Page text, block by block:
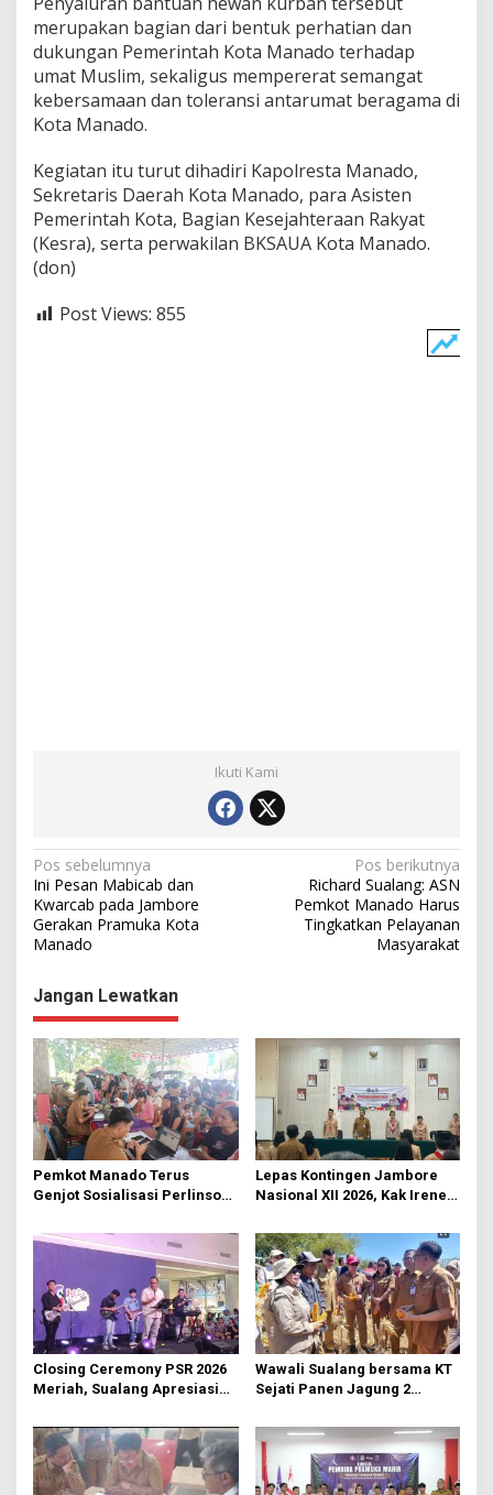
merupakan bagian dari bentuk perhatian dan
dukungan Pemerintah Kota Manado terhadap
umat Muslim, sekaligus mempererat semangat
kebersamaan dan toleransi antarumat beragama di
Kota Manado.
Kegiatan itu turut dihadiri Kapolresta Manado,
Sekretaris Daerah Kota Manado, para Asisten
Pemerintah Kota, Bagian Kesejahteraan Rakyat
(Kesra), serta perwakilan BKSAUA Kota Manado.
(don)
Post Views: 855
Ikuti Kami
N
a
v
g
a
s
i
p
o
s
Pos sebelumnya
Ini Pesan Mabicab dan
Kwarcab pada Jambore
Gerakan Pramuka Kota
Manado
Pos berikutnya
Richard Sualang: ASN
Pemkot Manado Harus
Tingkatkan Pelayanan
Masyarakat
Jangan Lewatkan
Pemkot Manado Terus
Genjot Sosialisasi Perlinsos
Lepas Kontingen Jambore
Nasional XII 2026, Kak Irene:
Kesehatan
Closing Ceremony PSR 2026
Meriah, Sualang Apresiasi
GMIM
Wawali Sualang bersama KT
Sejati Panen Jagung 2